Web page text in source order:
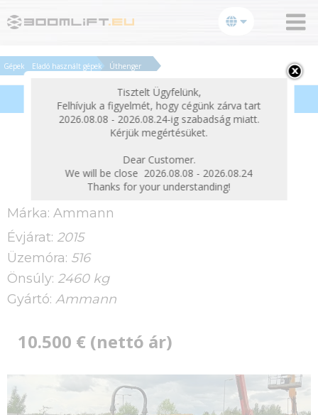
Tisztelt Ügyfelünk,
Felhívjuk a figyelmét, hogy cégünk zárva tart
2026.08.08 - 2026.08.24-ig szabadság miatt.
Kérjük megértésüket.
Dear Customer.
We will be close 2026.08.08 - 2026.08.24
Thanks for your understanding!
Gépek Eladó használt gépek Úthenger
Termékek szűrése
Ammann ARX26
Márka: Ammann
Évjárat: 2015
Üzemóra: 516
Önsúly: 2460 kg
Gyártó: Ammann
10.500 € (nettó ár)